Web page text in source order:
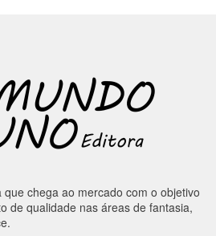
chega ao mercado com o objetivo
de qualidade nas áreas de fantasia,